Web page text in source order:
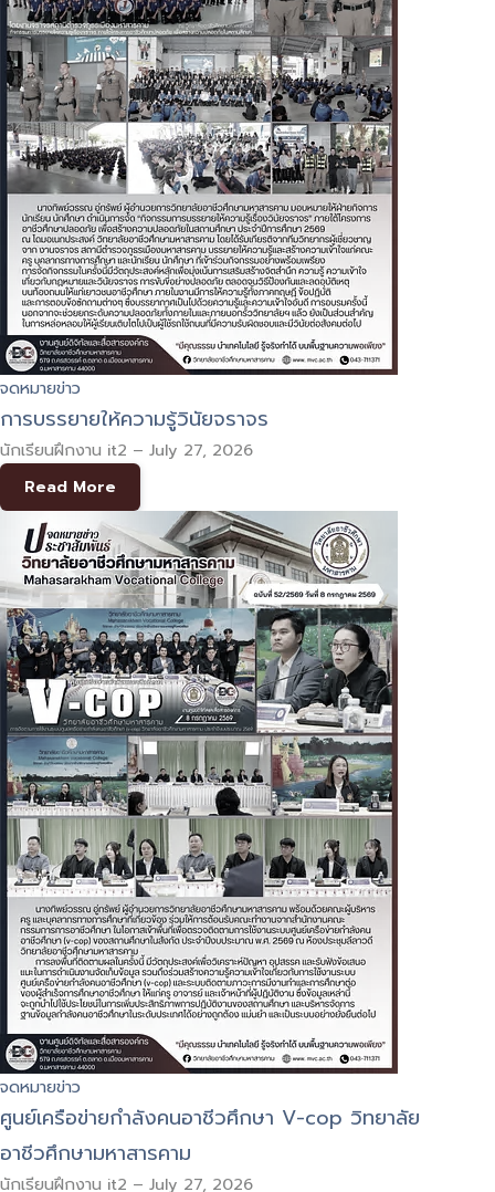
จดหมายข่าว
การบรรยายให้ความรู้วินัยจราจร
นักเรียนฝึกงาน it2 – July 27, 2026
Read More
จดหมายข่าว
ศูนย์เครือข่ายกำลังคนอาชีวศึกษา V-cop วิทยาลัย
อาชีวศึกษามหาสารคาม
นักเรียนฝึกงาน it2 – July 27, 2026